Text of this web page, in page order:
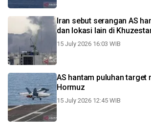
Iran sebut serangan AS
dan lokasi lain di
15 July 2026 16:03 WIB
AS hantam puluhan target
Hormuz
15 July 2026 12:45 WIB